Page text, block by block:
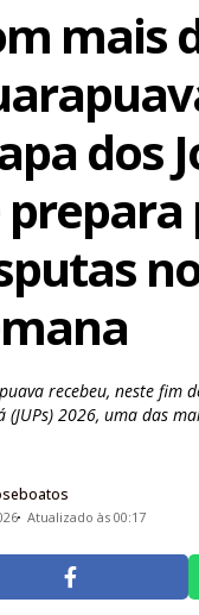
mais
dos
recebeu, neste fim
(JUPs) 2026, uma das
Atualizado às 00:17